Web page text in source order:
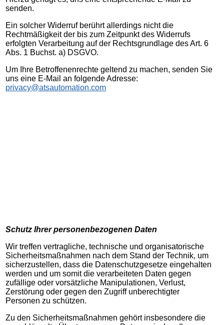
senden.
Ein solcher Widerruf berührt allerdings nicht die
Rechtmäßigkeit der bis zum Zeitpunkt des Widerrufs
erfolgten Verarbeitung auf der Rechtsgrundlage des Art. 6
Abs. 1 Buchst. a) DSGVO.
Um Ihre Betroffenenrechte geltend zu machen, senden Sie
uns eine E-Mail an folgende Adresse:
privacy@atsautomation.com
Schutz Ihrer personenbezogenen Daten
Wir treffen vertragliche, technische und organisatorische
Sicherheitsmaßnahmen nach dem Stand der Technik, um
sicherzustellen, dass die Datenschutzgesetze eingehalten
werden und um somit die verarbeiteten Daten gegen
zufällige oder vorsätzliche Manipulationen, Verlust,
Zerstörung oder gegen den Zugriff unberechtigter
Personen zu schützen.
Zu den Sicherheitsmaßnahmen gehört insbesondere die